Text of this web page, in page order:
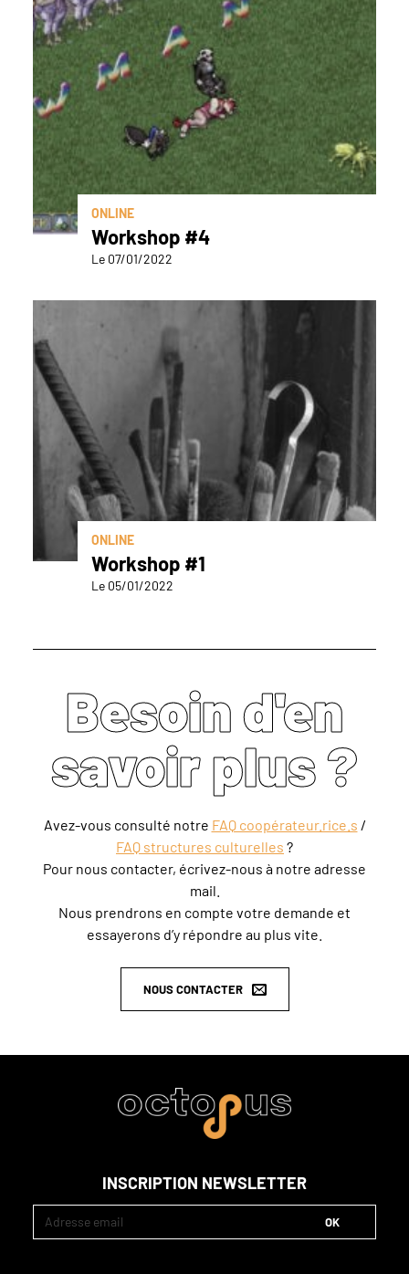
ONLINE
Workshop #4
Le 07/01/2022
ONLINE
Workshop #1
Le 05/01/2022
Besoin d'en
savoir plus ?
Avez-vous consulté notre FAQ coopérateur.rice.s /
FAQ structures culturelles ?
Pour nous contacter, écrivez-nous à notre adresse
mail.
Nous prendrons en compte votre demande et
essayerons d’y répondre au plus vite.
NOUS CONTACTER
INSCRIPTION NEWSLETTER